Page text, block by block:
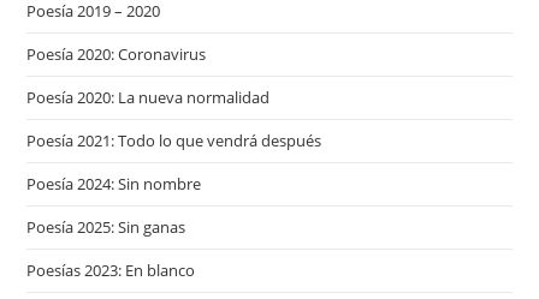
Poesía 2019 – 2020
Poesía 2020: Coronavirus
Poesía 2020: La nueva normalidad
Poesía 2021: Todo lo que vendrá después
Poesía 2024: Sin nombre
Poesía 2025: Sin ganas
Poesías 2023: En blanco